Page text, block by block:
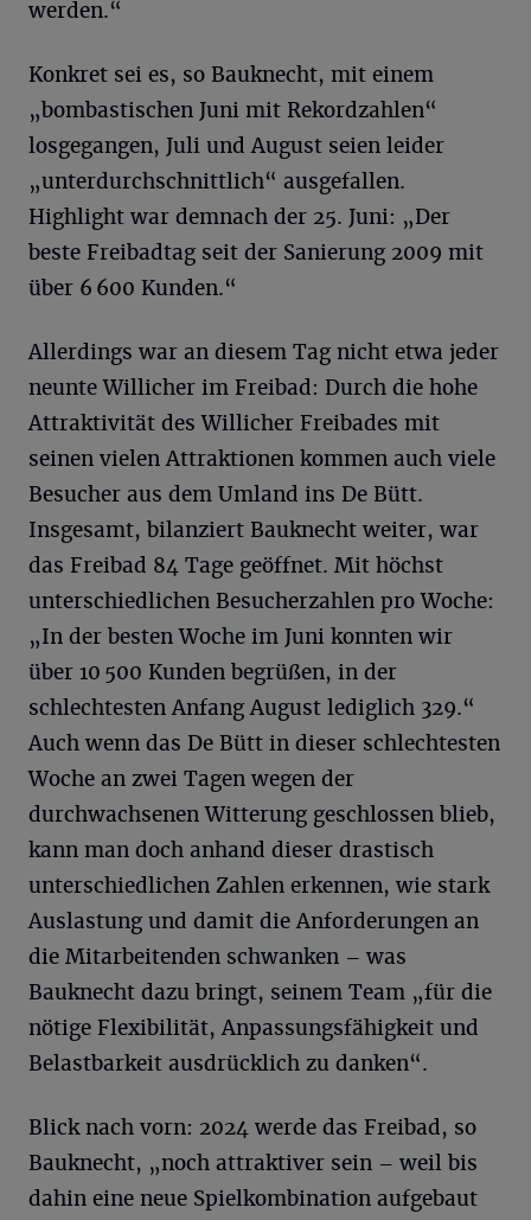
werden.“
Konkret sei es, so Bauknecht, mit einem
„bombastischen Juni mit Rekordzahlen“
losgegangen, Juli und August seien leider
„unterdurchschnittlich“ ausgefallen.
Highlight war demnach der 25. Juni: „Der
beste Freibadtag seit der Sanierung 2009 mit
über 6 600 Kunden.“
Allerdings war an diesem Tag nicht etwa jeder
neunte Willicher im Freibad: Durch die hohe
Attraktivität des Willicher Freibades mit
seinen vielen Attraktionen kommen auch viele
Besucher aus dem Umland ins De Bütt.
Insgesamt, bilanziert Bauknecht weiter, war
das Freibad 84 Tage geöffnet. Mit höchst
unterschiedlichen Besucherzahlen pro Woche:
„In der besten Woche im Juni konnten wir
über 10 500 Kunden begrüßen, in der
schlechtesten Anfang August lediglich 329.“
Auch wenn das De Bütt in dieser schlechtesten
Woche an zwei Tagen wegen der
durchwachsenen Witterung geschlossen blieb,
kann man doch anhand dieser drastisch
unterschiedlichen Zahlen erkennen, wie stark
Auslastung und damit die Anforderungen an
die Mitarbeitenden schwanken – was
Bauknecht dazu bringt, seinem Team „für die
nötige Flexibilität, Anpassungsfähigkeit und
Belastbarkeit ausdrücklich zu danken“.
Blick nach vorn: 2024 werde das Freibad, so
Bauknecht, „noch attraktiver sein – weil bis
dahin eine neue Spielkombination aufgebaut